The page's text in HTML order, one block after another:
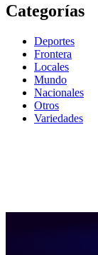
Categorías
Deportes
Frontera
Locales
Mundo
Nacionales
Otros
Variedades